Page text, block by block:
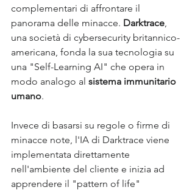
complementari di affrontare il
panorama delle minacce. Darktrace
una società di cybersecurity britannico-
americana, fonda la sua tecnologia su
una "Self-Learning AI" che opera in
modo analogo al sistema immunitario
umano.
Invece di basarsi su regole o firme di
minacce note, l'IA di Darktrace viene
implementata direttamente
nell'ambiente del cliente e inizia ad
apprendere il "pattern of life"